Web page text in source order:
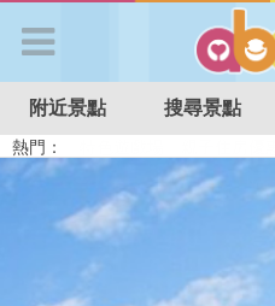
APP登入
首 頁
搜尋景點
附近景點 搜尋景點
熱門：
特色遊戲場
親子住房優惠 台北